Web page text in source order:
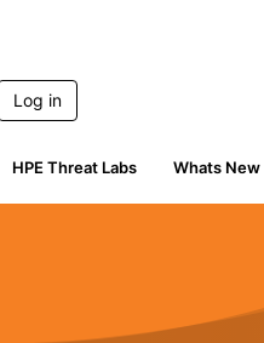
Log in
HPE Threat Labs Whats New